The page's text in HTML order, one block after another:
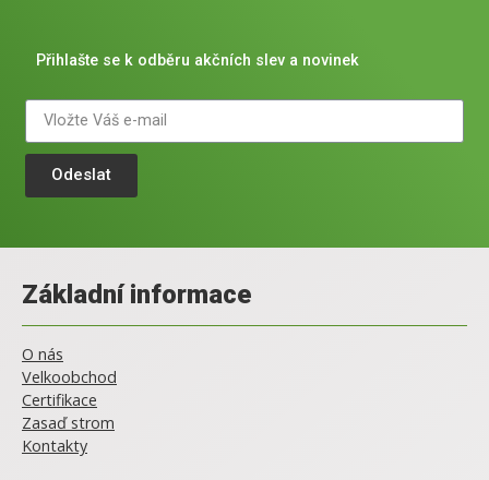
Přihlašte se k odběru akčních slev a novinek
Odeslat
Základní informace
O nás
Velkoobchod
Certifikace
Zasaď strom
Kontakty